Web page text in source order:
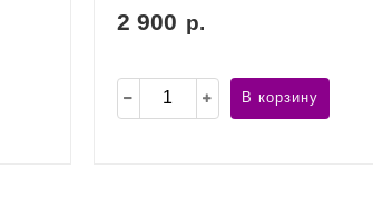
2 900 р.
В корзину